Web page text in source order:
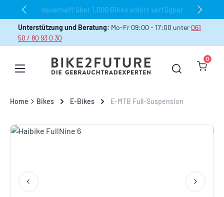
Zum Hauptinhalt springen
dauerhaft über 1.000 Bikes sofort verfügbar
Unterstützung und Beratung: Mo-Fr 09:00 - 17:00 unter 061
50 / 80 93 0 30
0
Home Bikes E-Bikes E-MTB Full-Suspension
Bildergalerie überspringen